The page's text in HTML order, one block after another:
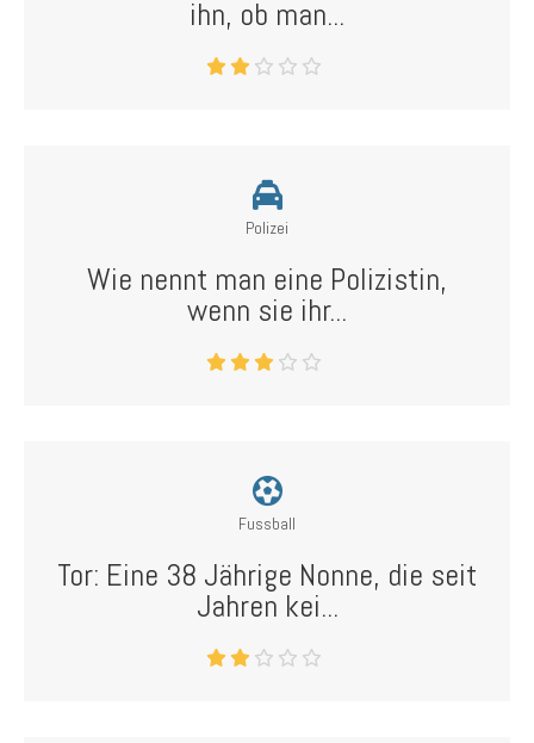
ihn, ob man...
Polizei
Wie nennt man eine Polizistin,
wenn sie ihr...
Fussball
Tor: Eine 38 Jährige Nonne, die seit
Jahren kei...